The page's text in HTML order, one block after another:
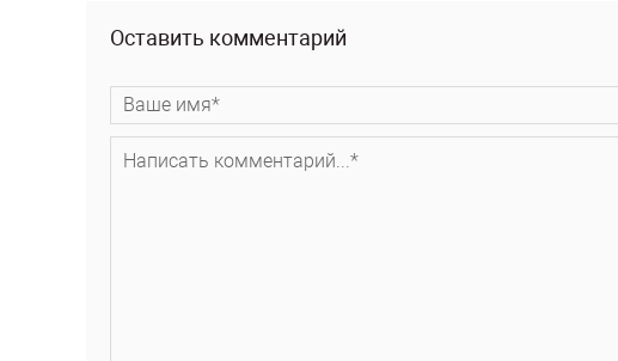
Оставить комментарий